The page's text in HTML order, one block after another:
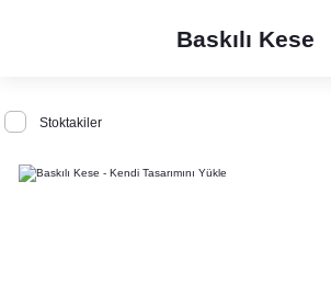
Baskılı Kese
Stoktakiler